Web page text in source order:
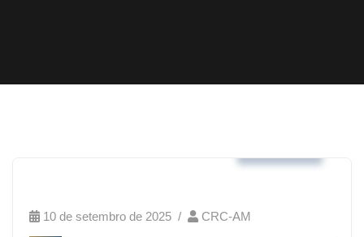
10 de setembro de 2025 CRC-AM